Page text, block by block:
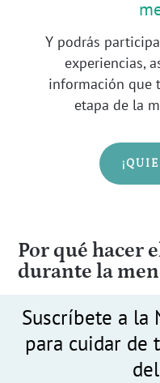
Y podrás
experiencias,
información que
etapa de la
Por qué hacer
durante la
Suscríbete a la
para cuidar de